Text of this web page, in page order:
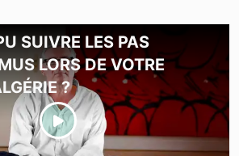
SUIVRE LES PAS
LORS DE VOTRE
?